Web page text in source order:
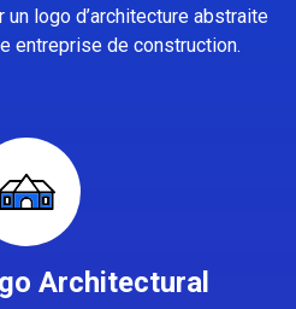
logo d’architecture abstraite
entreprise de construction.
Architectural